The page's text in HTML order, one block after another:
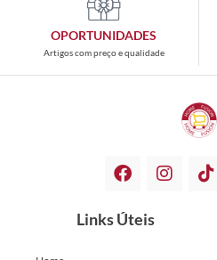
OPORTUNIDADES
Artigos com preço e qualidade
Links Úteis